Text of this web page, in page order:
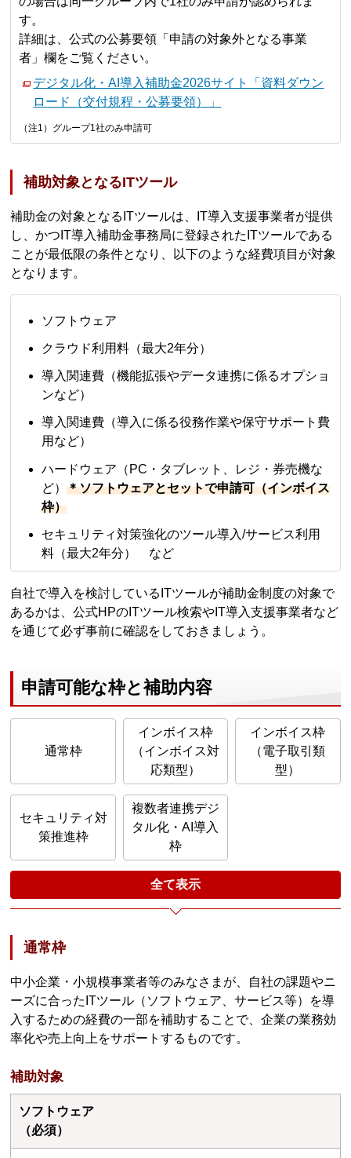
す。
詳細は、公式の公募要領「申請の対象外となる事業
者」欄をご覧ください。
デジタル化・AI導入補助金2026サイト「資料ダウン
ロード（交付規程・公募要領）」
（注1）グループ1社のみ申請可
補助対象となるITツール
補助金の対象となるITツールは、IT導入支援事業者が提供
し、かつIT導入補助金事務局に登録されたITツールである
ことが最低限の条件となり、以下のような経費項目が対象
となります。
ソフトウェア
クラウド利用料（最大2年分）
導入関連費（機能拡張やデータ連携に係るオプショ
ンなど）
導入関連費（導入に係る役務作業や保守サポート費
用など）
ハードウェア（PC・タブレット、レジ・券売機な
ど）＊ソフトウェアとセットで申請可（インボイス
枠）
セキュリティ対策強化のツール導入/サービス利用
料（最⼤2年分） など
自社で導入を検討しているITツールが補助金制度の対象で
あるかは、公式HPのITツール検索やIT導入支援事業者など
を通じて必ず事前に確認をしておきましょう。
申請可能な枠と補助内容
通常枠
インボイス枠
（インボイス対
応類型）
インボイス枠
（電子取引類
型）
セキュリティ対
策推進枠
複数者連携デジ
タル化・AI導入
枠
全て表示
通常枠
中小企業・小規模事業者等のみなさまが、自社の課題やニ
ーズに合ったITツール（ソフトウェア、サービス等）を導
入するための経費の一部を補助することで、企業の業務効
率化や売上向上をサポートするものです。
補助対象
ソフトウェア
（必須）